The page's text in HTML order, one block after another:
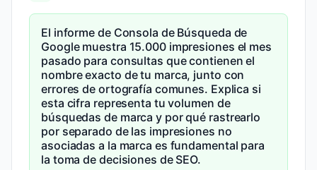
El informe de Consola de Búsqueda de
Google muestra 15.000 impresiones el mes
pasado para consultas que contienen el
nombre exacto de tu marca, junto con
errores de ortografía comunes. Explica si
esta cifra representa tu volumen de
búsquedas de marca y por qué rastrearlo
por separado de las impresiones no
asociadas a la marca es fundamental para
la toma de decisiones de SEO.